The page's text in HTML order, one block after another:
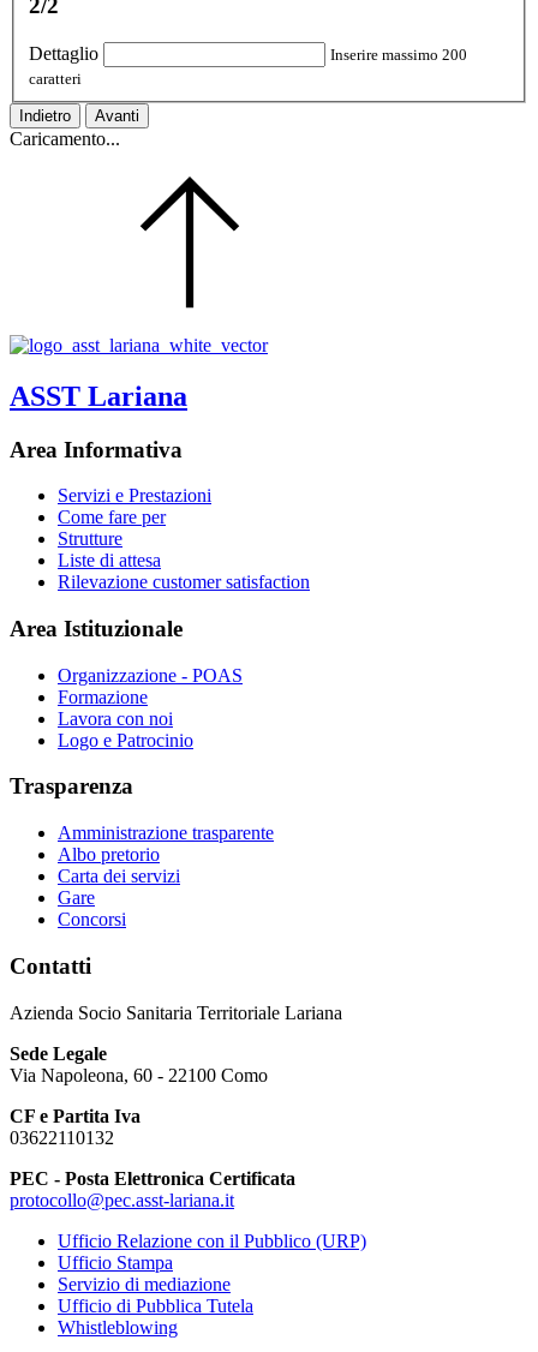
2/2
Dettaglio
Inserire massimo 200
caratteri
Indietro Avanti
Caricamento...
ASST Lariana
Area Informativa
Servizi e Prestazioni
Come fare per
Strutture
Liste di attesa
Rilevazione customer satisfaction
Area Istituzionale
Organizzazione - POAS
Formazione
Lavora con noi
Logo e Patrocinio
Trasparenza
Amministrazione trasparente
Albo pretorio
Carta dei servizi
Gare
Concorsi
Contatti
Azienda Socio Sanitaria Territoriale Lariana
Sede Legale
Via Napoleona, 60 - 22100 Como
CF e Partita Iva
03622110132
PEC - Posta Elettronica Certificata
protocollo@pec.asst-lariana.it
Ufficio Relazione con il Pubblico (URP)
Ufficio Stampa
Servizio di mediazione
Ufficio di Pubblica Tutela
Whistleblowing